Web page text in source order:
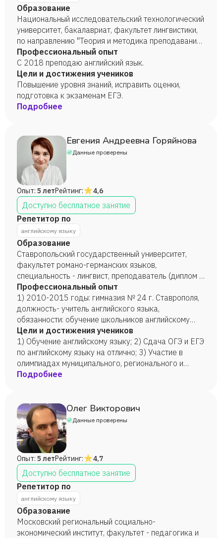
Образование
Национальный исследовательский технологический
университет, бакалавриат, факультет лингвистики,
по направлению "Теория и методика преподавания
иностранных языков и культур", 2022 год.
Национальный исследовательский технологический
университет, магистратура, факультет лингвистики,
по направлению "Second Language Teaching and
Pedagogical Design in Digital Environments", 2024
год.
Профессиональный опыт
С 2018 преподаю английский язык.
Цели и достижения учеников
Повышение уровня знаний, исправить оценки,
подготовка к экзаменам ЕГЭ.
Подробнее
Евгения Андреевна Горяйнова
Данные проверены
Опыт: 5 летРейтинг: 4,6
Доступно бесплатное занятие
Репетитор по
английскому языку
Образование
Ставропольский государственный университет,
факультет романо-германских языков,
специальность - лингвист, преподаватель (диплом с
отличием), 2008 год.
Профессиональный опыт
1) 2010-2015 годы: гимназия № 24 г. Ставрополя,
должность- учитель английского языка,
обязанности: обучение школьников английскому
языку; проведение консультаций, факультативов по
английскому языку; классное руководство; участие
в школьных мероприятиях; организация и
проведение учебных экскурсий; 2) 2015-2017
годы: центр для одаренных детей «Поиск»,
иностранных языков; организация и проведение
лингвострановедческих квестов и иных
мероприятий на привлечение и удержание
контингента, подготовка к международным
экзаменам Cambridge Exams; организация
разговорных клубов на иностранных языках 3) С
2018 года - репетитор по иностранным языкам
(английский и французский).
Цели и достижения учеников
1) Обучение английскому языку; 2) Сдача ОГЭ и ЕГЭ
по английскому языку на отлично; 3) Участие в
олимпиадах муниципального, регионального и
всероссийского уровня; 4) Подготовка к успешной
Подробнее
Олег Викторович
Данные проверены
Опыт: 5 летРейтинг: 4,7
Доступно бесплатное занятие
Репетитор по
английскому языку
Образование
Московский региональный социально-
экономический институт, факультет - педагогика и